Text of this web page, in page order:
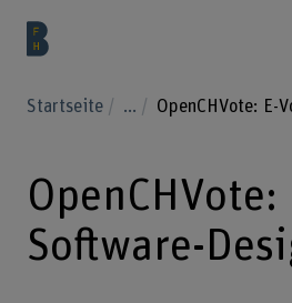
Startseite ... OpenCHVote: E-
Software-